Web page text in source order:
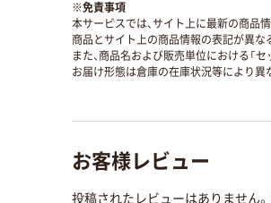
※免責事項
本サービスでは、サイト上に最新の商品
商品とサイト上の商品情報の表記が異な
また、商品名および販売単位における「
お届け形態は倉庫の在庫状況等により異
お客様レビュー
投稿されたレビューはありません